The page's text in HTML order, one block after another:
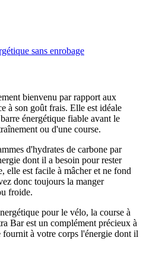
sans enrobage
bienvenu par rapport aux
à son goût frais. Elle est idéale
énergétique fiable avant le
ou d'une course.
d'hydrates de carbone par
dont il a besoin pour rester
est facile à mâcher et ne fond
donc toujours la manger
froide.
pour le vélo, la course à
Bar est un complément précieux à
à votre corps l'énergie dont il